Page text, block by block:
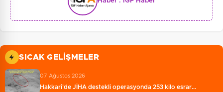
SICAK GELIŞMELER
07 Ağustos 2026
Hakkari'de JİHA destekli operasyonda 253 kilo esrar…